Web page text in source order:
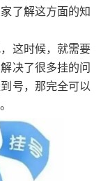
了解这方面的知
这时候，就需要
决了很多挂的问
号，那完全可以